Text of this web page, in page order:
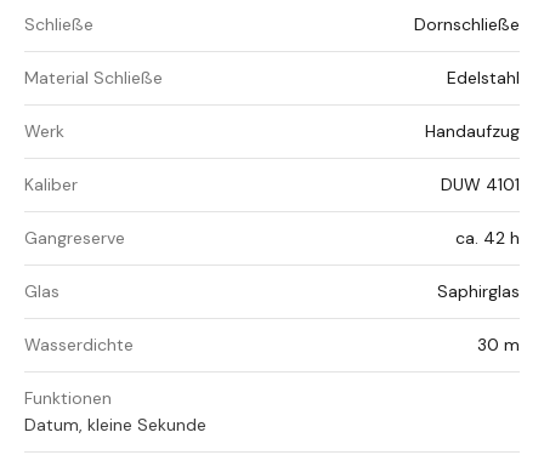
Schließe Dornschließe
Material Schließe Edelstahl
Werk Handaufzug
Kaliber DUW 4101
Gangreserve ca. 42 h
Glas Saphirglas
Wasserdichte 30 m
Funktionen
Datum, kleine Sekunde